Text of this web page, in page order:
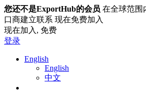
您还不是ExportHub的会员 在全球范围
口商建立联系 现在免费加入
现在加入, 免费
登录
English
English
中文